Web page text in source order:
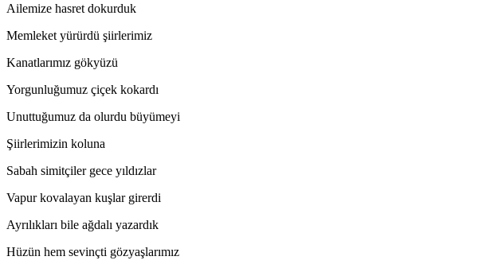
Ailemize hasret dokurduk
Memleket yürürdü şiirlerimiz
Kanatlarımız gökyüzü
Yorgunluğumuz çiçek kokardı
Unuttuğumuz da olurdu büyümeyi
Şiirlerimizin koluna
Sabah simitçiler gece yıldızlar
Vapur kovalayan kuşlar girerdi
Ayrılıkları bile ağdalı yazardık
Hüzün hem sevinçti gözyaşlarımız